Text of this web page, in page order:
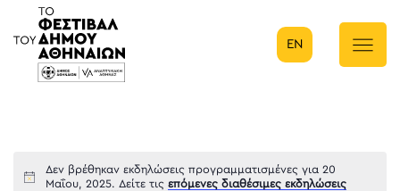
Κύρια πλοήγηση
EN
Δεν βρέθηκαν εκδηλώσεις προγραμματισμένες για 20
Μαΐου, 2025. Δείτε τιςεπόμενες διαθέσιμες εκδηλώσεις